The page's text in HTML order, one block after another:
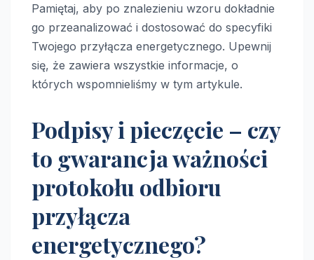
Pamiętaj, aby po znalezieniu wzoru dokładnie
go przeanalizować i dostosować do specyfiki
Twojego przyłącza energetycznego. Upewnij
się, że zawiera wszystkie informacje, o
których wspomnieliśmy w tym artykule.
Podpisy i pieczęcie – czy
to gwarancja ważności
protokołu odbioru
przyłącza
energetycznego?